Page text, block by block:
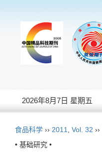
2026年8月7日 星期五
食品科学 ›› 2011 Vol. 32 ››
• 基础研究 •